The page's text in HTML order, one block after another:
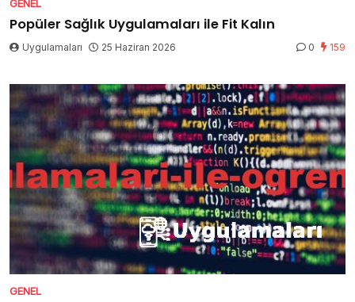
GENEL
Popüler Sağlık Uygulamaları ile Fit Kalın
Uygulamaları 25 Haziran 2026 0 159
GENEL